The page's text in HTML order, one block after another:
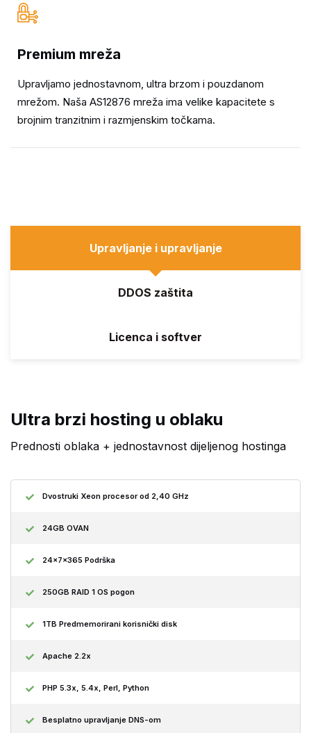
Premium mreža
Upravljamo jednostavnom, ultra brzom i pouzdanom
mrežom. Naša AS12876 mreža ima velike kapacitete s
brojnim tranzitnim i razmjenskim točkama.
Upravljanje i upravljanje
DDOS zaštita
Licenca i softver
Ultra brzi hosting u oblaku
Prednosti oblaka + jednostavnost dijeljenog hostinga
Dvostruki Xeon procesor od 2,40 GHz
24GB OVAN
24x7x365 Podrška
250GB RAID 1 OS pogon
1TB Predmemorirani korisnički disk
Apache 2.2x
PHP 5.3x, 5.4x, Perl, Python
Besplatno upravljanje DNS-om